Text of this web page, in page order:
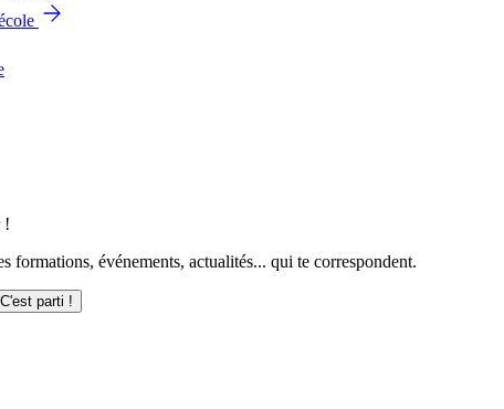
!
formations, événements, actualités... qui te correspondent.
C'est parti !